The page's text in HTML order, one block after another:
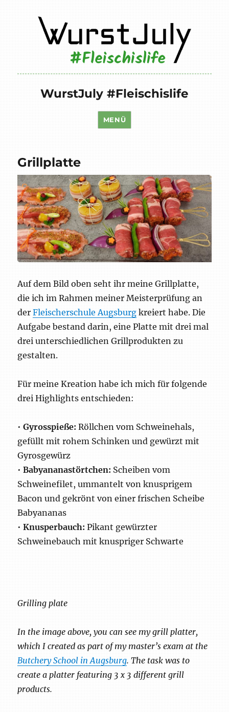
WurstJuly #Fleischislife
MENÜ
Grillplatte
Auf dem Bild oben seht ihr meine Grillplatte,
die ich im Rahmen meiner Meisterprüfung an
derFleischerschule Augsburg kreiert habe. Die
Aufgabe bestand darin, eine Platte mit drei mal
drei unterschiedlichen Grillprodukten zu
gestalten.
Für meine Kreation habe ich mich für folgende
drei Highlights entschieden:
•Gyrosspieße: Röllchen vom Schweinehals,
gefüllt mit rohem Schinken und gewürzt mit
Gyrosgewürz
•Babyananastörtchen: Scheiben vom
Schweinefilet, ummantelt von knusprigem
Bacon und gekrönt von einer frischen Scheibe
Babyananas
•Knusperbauch: Pikant gewürzter
Schweinebauch mit knuspriger Schwarte
Grilling plate
In the image above, you can see my grill platter,
which I created as part of my master’s exam at the
Butchery School in Augsburg. The task was to
create a platter featuring 3 x 3 different grill
products.